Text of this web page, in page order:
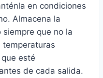
en condiciones
Almacena la
que no la
temperaturas
esté
de cada salida.